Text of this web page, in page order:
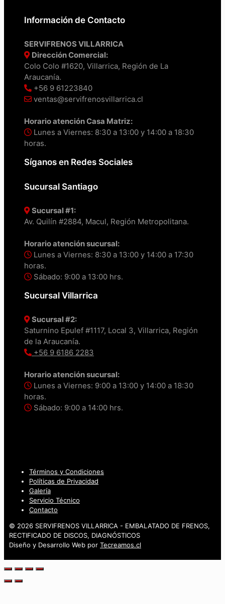
Información de Contacto
SERVIFRENOS VILLARRICA
Dirección Comercial:
Colo Colo #1620, Villarrica, Región de La
Araucanía.
+56 9 61223840
ventas@servifrenosvillarrica.cl
Horario atención Casa Matriz:
Lunes a Viernes: 8:30 a 13:00 y 14:00 a 18:30
horas.
Síganos en Redes Sociales
Sucursal Santiago
Sucursal #1:
Av. Quilín #2884, Macul, Región Metropolitana.
Horario atención sucursal:
Lunes a Viernes: 8:30 a 13:00 y 14:00 a 17:30
horas.
Sábado: 9:00 a 13:00 hrs.
Sucursal Villarrica
Sucursal #2:
Saturnino Epulef #1117, Local 3, Villarrica, Región
de la Araucanía.
+56 9 6186 2283
Horario atención sucursal:
Lunes a Viernes: 9:00 a 13:00 y 14:00 a 18:30
horas.
Sábado: 9:00 a 14:00 hrs.
Términos y Condiciones
Políticas de Privacidad
Galería
Servicio Técnico
Contacto
© 2026 SERVIFRENOS VILLARRICA - EMBALATADO DE FRENOS,
RECTIFICADO DE DISCOS, DIAGNÓSTICOS
Diseño y Desarrollo Web por Tecreamos.cl